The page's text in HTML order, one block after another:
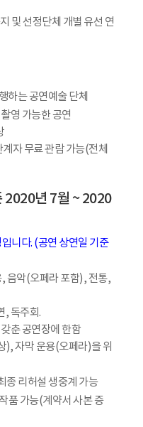
및 선정단체 개별 유선 연
하는 공연예술 단체
영 가능한 공연
자 무료 관람 가능(전체
2020년 7월 ~ 2020
니다. (공연 상연일 기준
음악(오페라 포함), 전통,
, 독주회.
춘 공연장에 한함
자막 운용(오페라)을 위
종 리허설 생중계 가능
품 가능(계약서 사본 증